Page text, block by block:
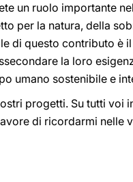
un ruolo importante
per la natura, della
di questo contributo è
la loro
umano sostenibile e
progetti. Su tutti voi
di ricordarmi nelle